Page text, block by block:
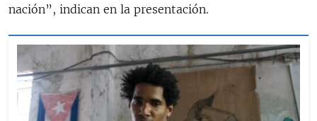
nación”, indican en la presentación.